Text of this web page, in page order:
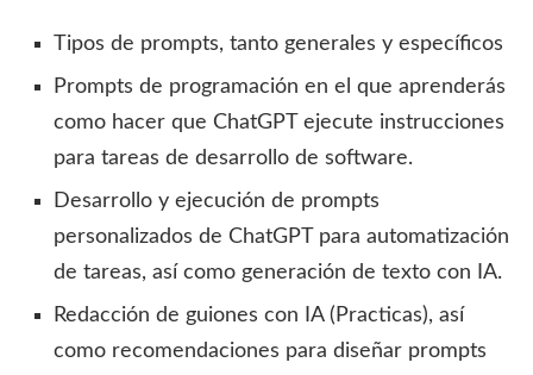
Tipos de prompts, tanto generales y específicos
Prompts de programación en el que aprenderás
como hacer que ChatGPT ejecute instrucciones
para tareas de desarrollo de software.
Desarrollo y ejecución de prompts
personalizados de ChatGPT para automatización
de tareas, así como generación de texto con IA.
Redacción de guiones con IA (Practicas), así
como recomendaciones para diseñar prompts